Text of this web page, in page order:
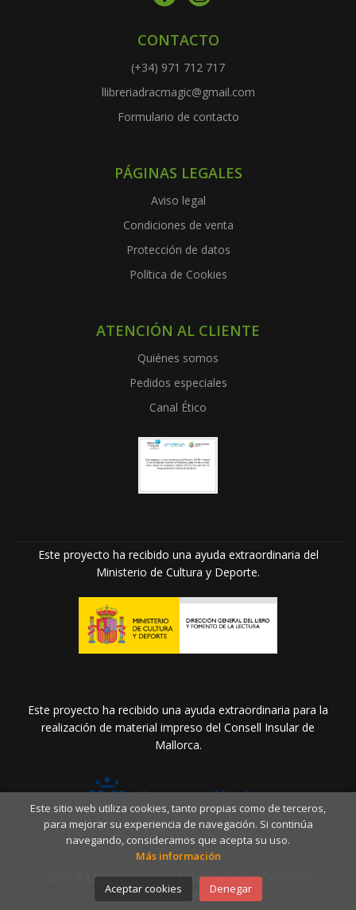
CONTACTO
(+34) 971 712 717
llibreriadracmagic@gmail.com
Formulario de contacto
PÁGINAS LEGALES
Aviso legal
Condiciones de venta
Protección de datos
Política de Cookies
ATENCIÓN AL CLIENTE
Quiénes somos
Pedidos especiales
Canal Ético
Este proyecto ha recibido una ayuda extraordinaria del
Ministerio de Cultura y Deporte.
Este proyecto ha recibido una ayuda extraordinaria para la
realización de material impreso del Consell Insular de
Mallorca.
Llibreria Drac Màgic. Todos los Derechos
Reservados |Grupo Trevenque
Este sitio web utiliza cookies, tanto propias como de terceros,
para mejorar su experiencia de navegación. Si continúa
navegando, consideramos que acepta su uso.
Más información
Aceptar cookies Denegar